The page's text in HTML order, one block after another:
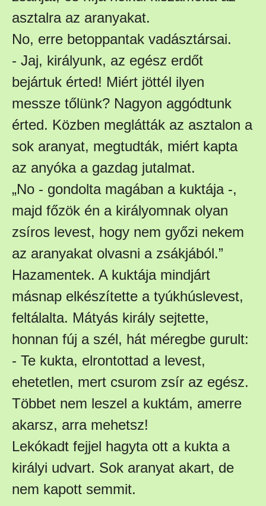
asztalra az aranyakat.
No, erre betoppantak vadásztársai.
- Jaj, királyunk, az egész erdőt
bejártuk érted! Miért jöttél ilyen
messze tőlünk? Nagyon aggódtunk
érted. Közben meglátták az asztalon a
sok aranyat, megtudták, miért kapta
az anyóka a gazdag jutalmat.
„No - gondolta magában a kuktája -,
majd főzök én a királyomnak olyan
zsíros levest, hogy nem győzi nekem
az aranyakat olvasni a zsákjából.”
Hazamentek. A kuktája mindjárt
másnap elkészítette a tyúkhúslevest,
feltálalta. Mátyás király sejtette,
honnan fúj a szél, hát méregbe gurult:
- Te kukta, elrontottad a levest,
ehetetlen, mert csurom zsír az egész.
Többet nem leszel a kuktám, amerre
akarsz, arra mehetsz!
Lekókadt fejjel hagyta ott a kukta a
királyi udvart. Sok aranyat akart, de
nem kapott semmit.